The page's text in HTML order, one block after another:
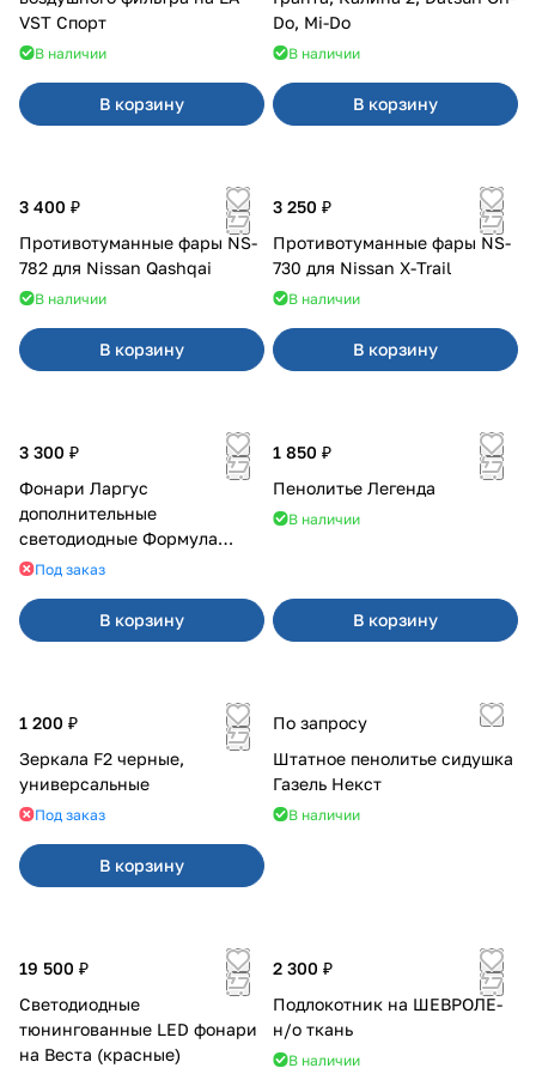
VST Спорт
В наличии
В корзину
Do, Mi-Do
В наличии
В корзину
3 400 ₽
Противотуманные фары NS-
782 для Nissan Qashqai
В наличии
В корзину
3 250 ₽
Противотуманные фары NS-
730 для Nissan X-Trail
В наличии
В корзину
3 300 ₽
Фонари Ларгус
дополнительные
светодиодные Формула
Света
Под заказ
В корзину
1 850 ₽
Пенолитье Легенда
В наличии
В корзину
1 200 ₽
Зеркала F2 черные,
универсальные
Под заказ
В корзину
По запросу
Штатное пенолитье сидушка
Газель Некст
В наличии
19 500 ₽
Светодиодные
тюнингованные LED фонари
на Веста (красные)
2 300 ₽
Подлокотник на ШЕВРОЛЕ-
н/о ткань
В наличии